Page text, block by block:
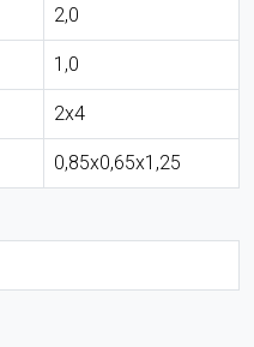
2,0
1,0
2x4
0,85x0,65x1,25